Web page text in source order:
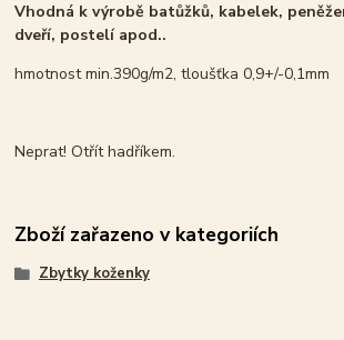
Vhodná k výrobě batůžků, kabelek,
dveří, postelí apod..
hmotnost min.390g/m2, tloušťka 0,9+/-0,1mm
Neprat! Otřít hadříkem.
Zboží zařazeno v kategoriích
Zbytky koženky